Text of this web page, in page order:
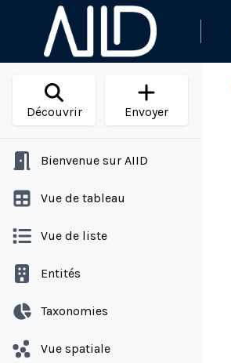
Découvrir Envoyer
Bienvenue sur AIID
Vue de tableau
Vue de liste
Entités
Taxonomies
Vue spatiale